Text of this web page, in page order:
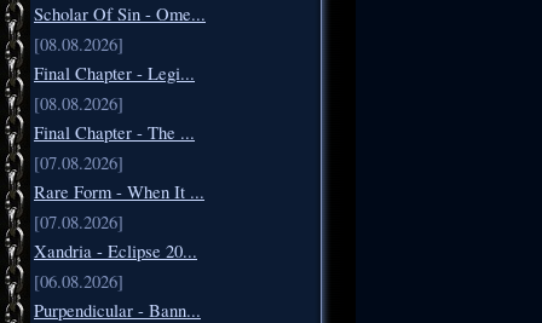
Scholar Of Sin - Ome...
[08.08.2026]
Final Chapter - Legi...
[08.08.2026]
Final Chapter - The ...
[07.08.2026]
Rare Form - When It ...
[07.08.2026]
Xandria - Eclipse 20...
[06.08.2026]
Purpendicular - Bann...